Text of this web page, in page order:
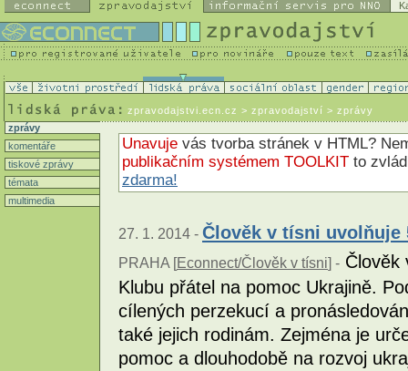
zpravodajstvi.ecn.cz > zpravodajství > zprávy
zprávy
komentáře
tiskové zprávy
témata
multimedia
Unavuje vás tvorba stránek v HTML?
publikačním systémem TOOLKIT to
zdarma!
27. 1. 2014 - Člověk v tísni uvolňuje
PRAHA [Econnect/Člověk v tísni] - Člověk
Klubu přátel na pomoc Ukrajině.
cílených perzekucí a
také jejich rodinám. Zejména je
pomoc a dlouhodobě na rozvoj